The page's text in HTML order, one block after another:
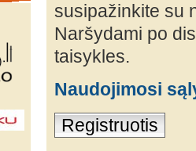
susipažinkite su
Naršydami po
taisykles.
Naudojimosi
Registruotis